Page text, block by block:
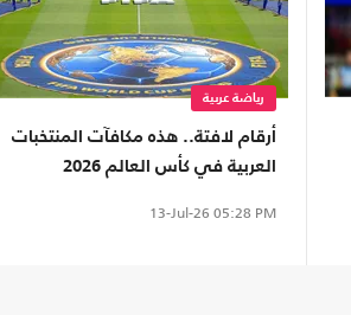
رياضة عربية
أرقام لافتة.. هذه مكافآت المنتخبات
العربية في كأس العالم 2026
13-Jul-26 05:28 PM